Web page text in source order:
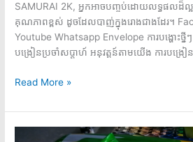
SAMURAI 2K, អ្នកអាចបញ្ចប់ដោយលទ្ធផលដ៏ល្
គុណភាពខ្ពស់ ដូចដែលបាញ់ក្នុងរោងជាងដែរ។
Youtube Whatsapp Envelope ការបង្ហោះថ្នី
បង្រៀនប្រចាំសប្តាហ៍ អនុវត្តន៍តាមយើង​ ការបង្រ
Read More »